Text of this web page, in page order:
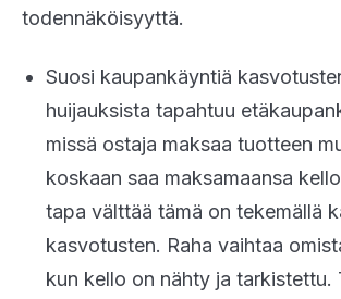
todennäköisyyttä.
Suosi kaupankäyntiä
huijauksista tapahtuu
missä ostaja maksaa tuotteen
koskaan saa maksamaansa
tapa välttää tämä on tekemällä
kasvotusten. Raha vaihtaa
kun kello on nähty ja tarkistettu.